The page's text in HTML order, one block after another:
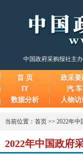
中国政府采购报社主
首 页 政采要
IT
汽 车
数据分析
人物访
当前位置： 首页 >> 2022年中
2022年中国政府